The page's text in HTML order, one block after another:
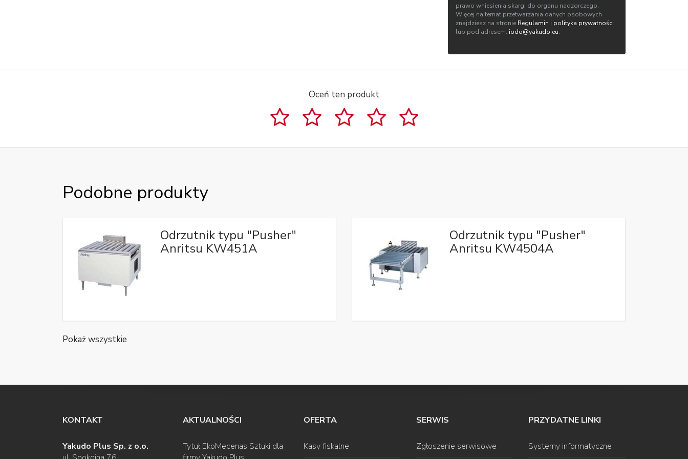
prawo wniesienia skargi do organu nadzorczego.
Więcej na temat przetwarzania danych osobowych
znajdziesz na stronie Regulamin i polityka prywatności
lub pod adresem: iodo@yakudo.eu.
Oceń ten produkt
Podobne produkty
Odrzutnik typu "Pusher"
Anritsu KW451A
Odrzutnik typu "Pusher"
Anritsu KW4504A
Pokaż wszystkie
KONTAKT
Yakudo Plus Sp. z o.o.
AKTUALNOŚCI
Tytuł EkoMecenas Sztuki dla
OFERTA
Kasy fiskalne
SERWIS
Zgłoszenie serwisowe
PRZYDATNE LINKI
Systemy informatyczne